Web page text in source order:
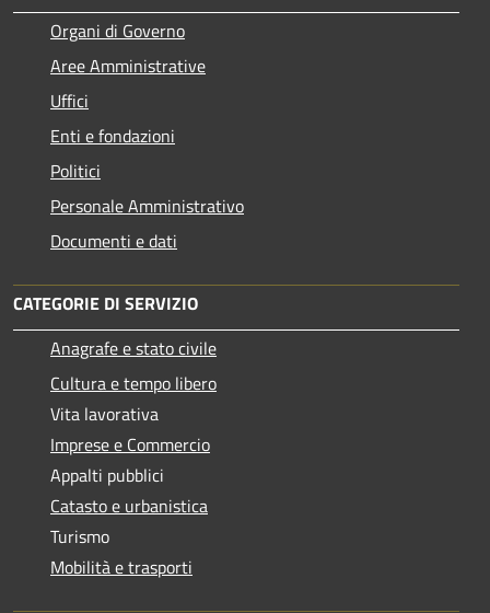
Organi di Governo
Aree Amministrative
Uffici
Enti e fondazioni
Politici
Personale Amministrativo
Documenti e dati
CATEGORIE DI SERVIZIO
Anagrafe e stato civile
Cultura e tempo libero
Vita lavorativa
Imprese e Commercio
Appalti pubblici
Catasto e urbanistica
Turismo
Mobilità e trasporti